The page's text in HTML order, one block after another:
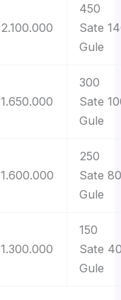
2.100.000
450
Sate
Gule
1.650.000
300
Sate
Gule
1.600.000
250
Sate 80
Gule
1.300.000
150
Sate
Gule